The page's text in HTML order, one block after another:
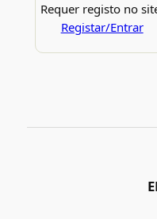
Requer registo no
Registar/Entrar